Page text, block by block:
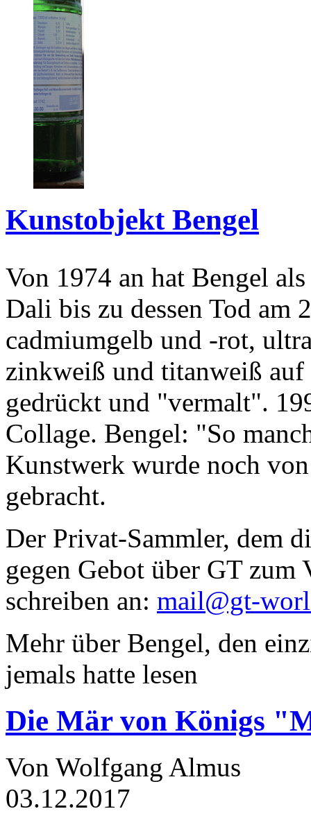
Kunstobjekt Bengel
Von 1974 an hat Bengel
Dali bis zu dessen Tod am
cadmiumgelb und -rot,
zinkweiß und titanweiß
gedrückt und "vermalt".
Collage. Bengel: "So
Kunstwerk wurde noch
gebracht.
Der Privat-Sammler, dem
gegen Gebot über GT zum
schreiben an: mail@gt-
Mehr über Bengel, den
jemals hatte lesen
Die Mär von Königs
Von Wolfgang Almus
03.12.2017